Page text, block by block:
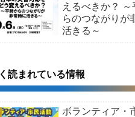
えるべきか？ ～
らのつながりが
活きる～
く読まれている情報
ボランティア・